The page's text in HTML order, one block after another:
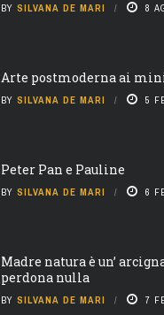
BY SILVANA DE MARI 8
Arte postmoderna ai
BY SILVANA DE MARI 5
Peter Pan e Pauline
BY SILVANA DE MARI 6
Madre natura è un’
perdona nulla
BY SILVANA DE MARI 7